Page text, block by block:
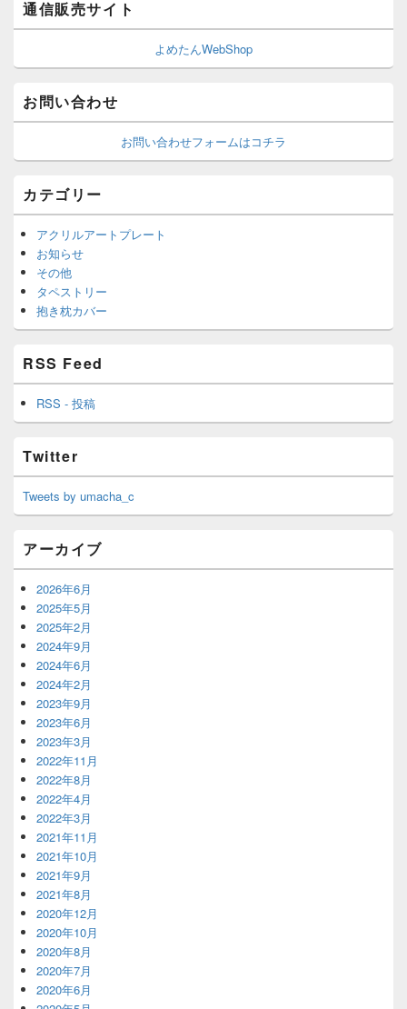
通信販売サイト
よめたんWebShop
お問い合わせ
お問い合わせフォームはコチラ
カテゴリー
アクリルアートプレート
お知らせ
その他
タペストリー
抱き枕カバー
RSS Feed
RSS - 投稿
Twitter
Tweets by umacha_c
アーカイブ
2026年6月
2025年5月
2025年2月
2024年9月
2024年6月
2024年2月
2023年9月
2023年6月
2023年3月
2022年11月
2022年8月
2022年4月
2022年3月
2021年11月
2021年10月
2021年9月
2021年8月
2020年12月
2020年10月
2020年8月
2020年7月
2020年6月